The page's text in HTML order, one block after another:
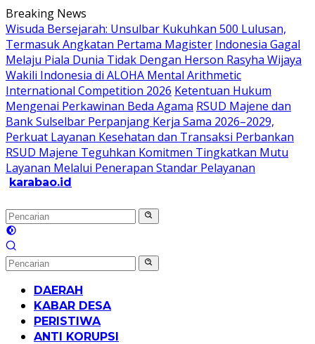
Langsung
ke
konten
Breaking News
Wisuda Bersejarah: Unsulbar Kukuhkan 500 Lulusan,
Termasuk Angkatan Pertama Magister Indonesia Gagal
Melaju Piala Dunia Tidak Dengan Herson Rasyha Wijaya
Wakili Indonesia di ALOHA Mental Arithmetic
International Competition 2026 Ketentuan Hukum
Mengenai Perkawinan Beda Agama RSUD Majene dan
Bank Sulselbar Perpanjang Kerja Sama 2026–2029,
Perkuat Layanan Kesehatan dan Transaksi Perbankan
RSUD Majene Teguhkan Komitmen Tingkatkan Mutu
Layanan Melalui Penerapan Standar Pelayanan
karabao.id
dan
Tajam
DAERAH
KABAR DESA
PERISTIWA
ANTI KORUPSI